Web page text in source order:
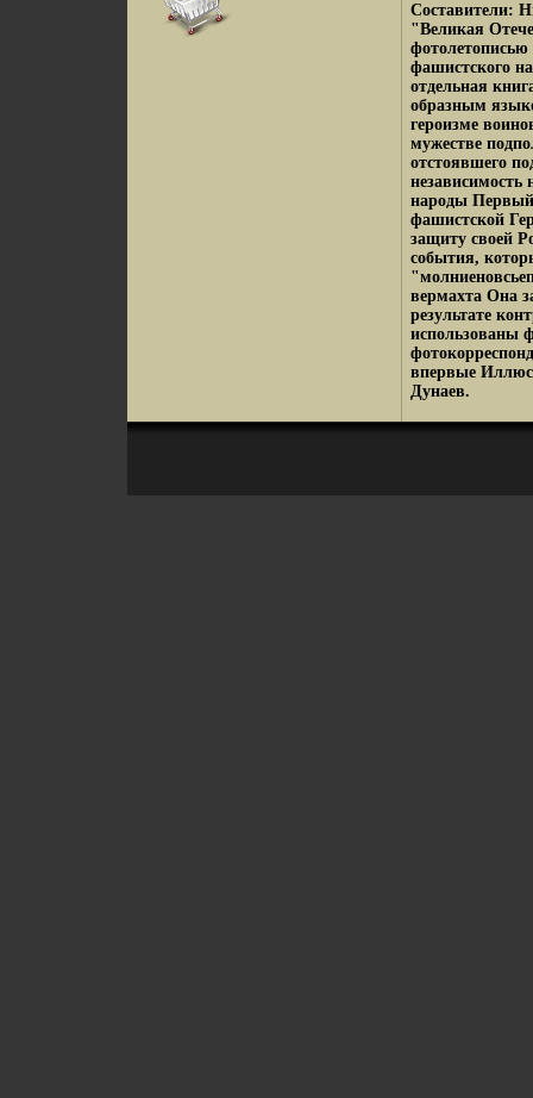
Составители:
"Великая
фотолетописью
фашистского
отдельная
образным
героизме
мужестве
отстоявшего
независимость
народы Первый
фашистской
защиту своей
события,
вермахта Она
результате
использованы
впервые
Дунаев.